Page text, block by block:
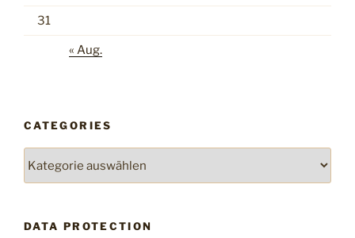
31
« Aug.
CATEGORIES
DATA PROTECTION